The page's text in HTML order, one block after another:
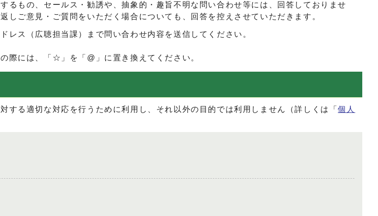
るもの、セールス・勧誘や、抽象的・趣旨不明な問い合わせ等には、回答しておりませ
ご意見・ご質問をいただく場合についても、回答を控えさせていただきます。
レス（広聴担当課）まで問い合わせ内容を送信してください。
際には、「☆」を「@」に置き換えてください。
する適切な対応を行うために利用し、それ以外の目的では利用しません（詳しくは「個人